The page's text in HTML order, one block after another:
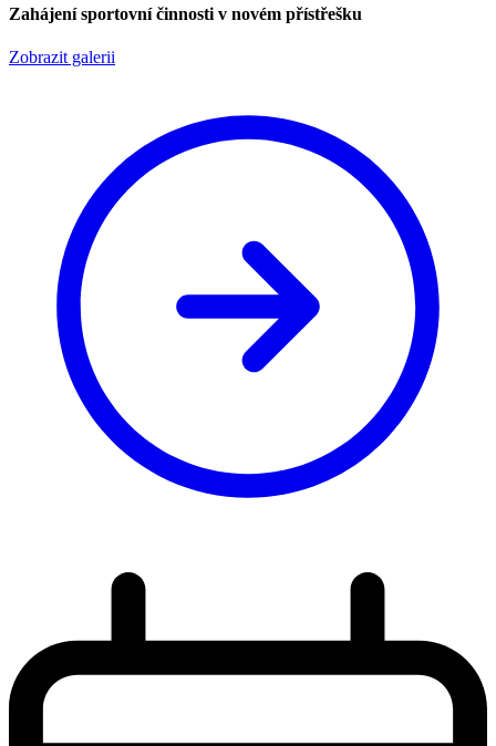
Zahájení sportovní činnosti v novém přístřešku
Zobrazit galerii